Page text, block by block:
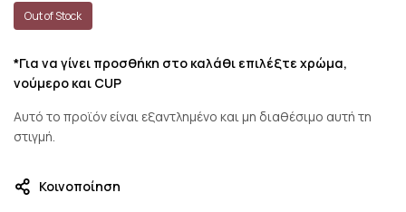
Out of Stock
*Για να γίνει προσθήκη στο καλάθι επιλέξτε χρώμα,
νούμερο και CUP
Αυτό το προϊόν είναι εξαντλημένο και μη διαθέσιμο αυτή τη
στιγμή.
Κοινοποίηση